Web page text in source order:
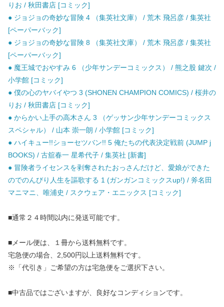
りお / 秋田書店 [コミック]
● ジョジョの奇妙な冒険 4 （集英社文庫） / 荒木 飛呂彦 / 集英社
[ペーパーバック]
● ジョジョの奇妙な冒険 8 （集英社文庫） / 荒木 飛呂彦 / 集英社
[ペーパーバック]
● 魔王城でおやすみ 6 （少年サンデーコミックス） / 熊之股 鍵次 /
小学館 [コミック]
● 僕の心のヤバイやつ 3 (SHONEN CHAMPION COMICS) / 桜井の
りお / 秋田書店 [コミック]
● からかい上手の高木さん 3 （ゲッサン少年サンデーコミックス
スペシャル） / 山本 崇一朗 / 小学館 [コミック]
● ハイキュー!!ショーセツバン!! 5 俺たちの代表決定戦前 (JUMP j
BOOKS) / 古舘春一 星希代子 / 集英社 [新書]
● 冒険者ライセンスを剥奪されたおっさんだけど、愛娘ができた
のでのんびり人生を謳歌する 1 (ガンガンコミックスup!) / 斧名田
マニマニ、唯浦史 / スクウェア・エニックス [コミック]
■通常２４時間以内に発送可能です。
■メール便は、１冊から送料無料です。
宅急便の場合、2,500円以上送料無料です。
※「代引き」ご希望の方は宅急便をご選択下さい。
■中古品ではございますが、良好なコンディションです。